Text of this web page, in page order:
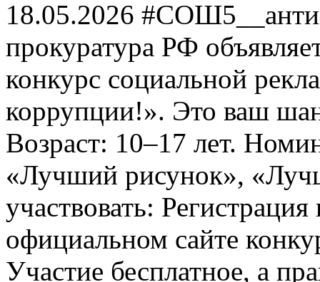
18.05.2026
прокуратура РФ
конкурс социальной
коррупции!». Это ваш
Возраст: 10–17 лет.
«Лучший рисунок»,
участвовать:
официальном сайте
Участие бесплатное, а